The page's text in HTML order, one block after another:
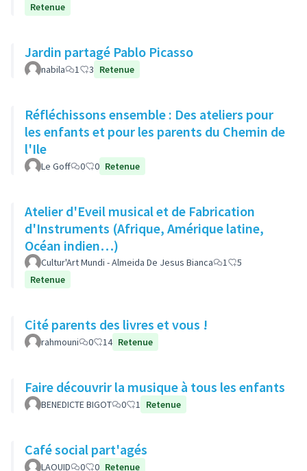
Retenue
Jardin partagé Pablo Picasso
nabila 1 3 Retenue
Réfléchissons ensemble : Des ateliers pour
les enfants et pour les parents du Chemin de
l'Ile
Le Goff 0 0 Retenue
Atelier d'Eveil musical et de Fabrication
d'Instruments (Afrique, Amérique latine,
Océan indien…)
Cultur'Art Mundi - Almeida De Jesus Bianca 1
5
Retenue
Cité parents des livres et vous !
rahmouni 0 14 Retenue
Faire découvrir la musique à tous les enfants
BENEDICTE BIGOT 0 1 Retenue
Café social part'agés
LAOUID 0 0 Retenue